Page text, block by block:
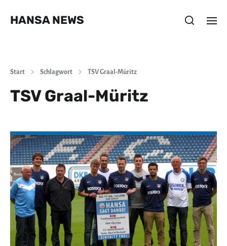
HANSA NEWS
Start Schlagwort TSV Graal-Müritz
TSV Graal-Müritz